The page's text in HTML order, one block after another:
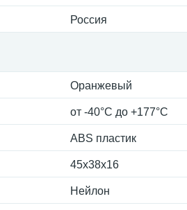
Россия
Оранжевый
от -40°С до +177°С
ABS пластик
45x38x16
Нейлон